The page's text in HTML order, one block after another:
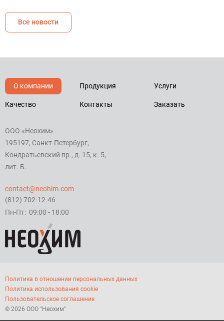
Все новости
О компании Продукция Услуги
Качество Контакты Заказать
ООО «Неохим»
195197, Санкт-Петербург,
Кондратьевский пр., д. 15, к. 5,
лит. Б.
contact@neohim.com
(812) 702-12-46
Пн-Пт: 09:00 - 18:00
Политика в отношении персональных данных
Политика использования cookie
Пользовательское соглашение
© 2026 ООО "Неохим"